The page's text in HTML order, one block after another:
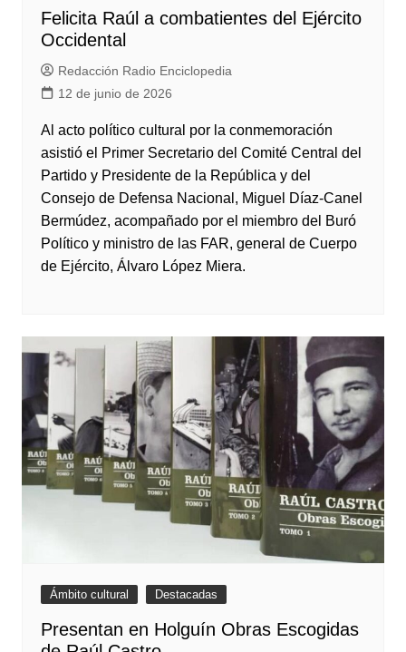
Felicita Raúl a combatientes del Ejército
Occidental
Redacción Radio Enciclopedia
12 de junio de 2026
Al acto político cultural por la conmemoración
asistió el Primer Secretario del Comité Central del
Partido y Presidente de la República y del
Consejo de Defensa Nacional, Miguel Díaz-Canel
Bermúdez, acompañado por el miembro del Buró
Político y ministro de las FAR, general de Cuerpo
de Ejército, Álvaro López Miera.
Ámbito cultural Destacadas
Presentan en Holguín Obras Escogidas